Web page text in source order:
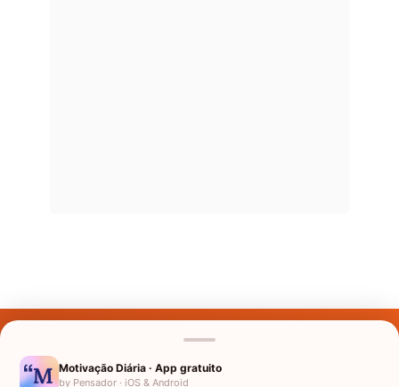
Nomes pelo Mundo
Motivação Diária · App gratuito
by Pensador · iOS & Android